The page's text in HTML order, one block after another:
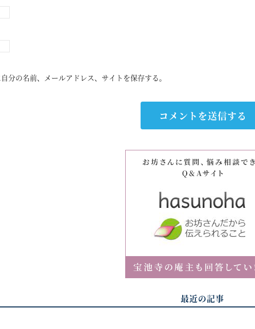
分の名前、メールアドレス、サイトを保存する。
最近の記事